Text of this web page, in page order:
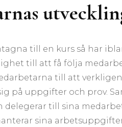
till en kurs så har
till att få följa
till att
på uppgifter och prov.
till sina
sina